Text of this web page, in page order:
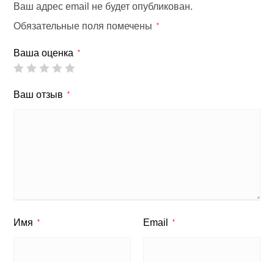
Ваш адрес email не будет опубликован.
Обязательные поля помечены
*
Ваша оценка *
Ваш отзыв *
Имя * Email *